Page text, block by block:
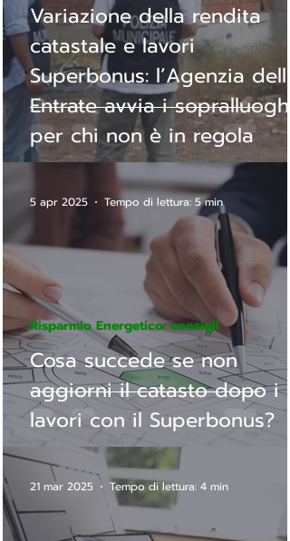
Variazione della rendita
catastale e lavori
Superbonus: l’Agenzia delle
Entrate avvia i sopralluoghi
per chi non è in regola
Cosa succede se non
aggiorni il catasto dopo i
lavori con il Superbonus?
Risparmio Energetico: consigli
5 apr 2025 Tempo di lettura: 5 min
21 mar 2025 Tempo di lettura: 4 min